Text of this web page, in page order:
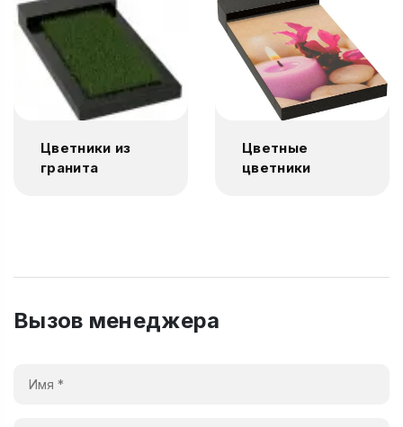
Цветники из
гранита
Цветные
цветники
Вызов менеджера